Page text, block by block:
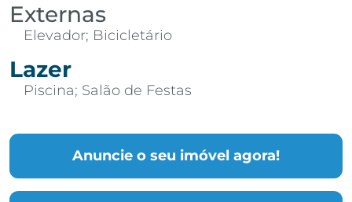
Anuncie o seu imóvel agora!
Externas
Elevador; Bicicletário
Lazer
Piscina; Salão de Festas